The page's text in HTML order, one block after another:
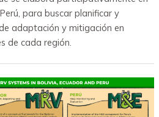
para buscar planificar y
adaptación y mitigación en
de cada región.